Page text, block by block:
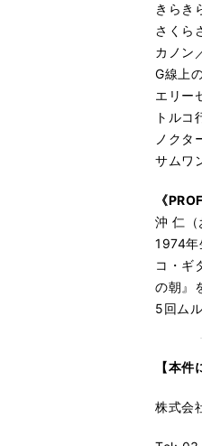
きらき
さくら
カノン
G線上
エリー
トルコ
ノクタ
サムワ
《
沖 仁（
1974年
コ・ギ
の朝』
5回ム
【本件
株式会